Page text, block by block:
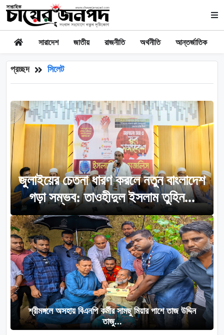
সারাদেশ জাতীয় রাজনীতি অর্থনীতি আন্তর্জাতিক
প্রচ্ছদ সিলেট
জুলাইয়ের চেতনা ধারণ করলে নতুন বাংলাদেশ
গড়া সম্ভব: তাওহীদুল ইসলাম তুহিন...
শ্রীমঙ্গলে অসহায় বিএনপি কর্মীর সামছু মিয়ার পাশে তাজ উদ্দিন
তাজু...